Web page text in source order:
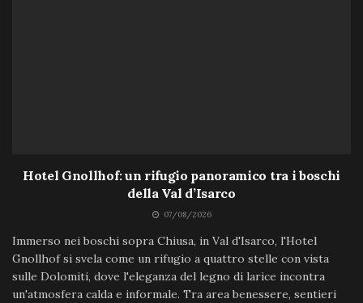
Hotel Gnollhof: un rifugio panoramico tra i boschi
della Val d’Isarco
07/08/2026
Immerso nei boschi sopra Chiusa, in Val d'Isarco, l'Hotel
Gnollhof si svela come un rifugio a quattro stelle con vista
sulle Dolomiti, dove l'eleganza del legno di larice incontra
un'atmosfera calda e informale. Tra area benessere, sentieri